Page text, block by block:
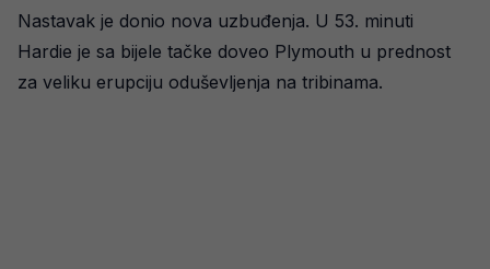
Nastavak je donio nova uzbuđenja. U 53. minuti
Hardie je sa bijele tačke doveo Plymouth u prednost
za veliku erupciju oduševljenja na tribinama.